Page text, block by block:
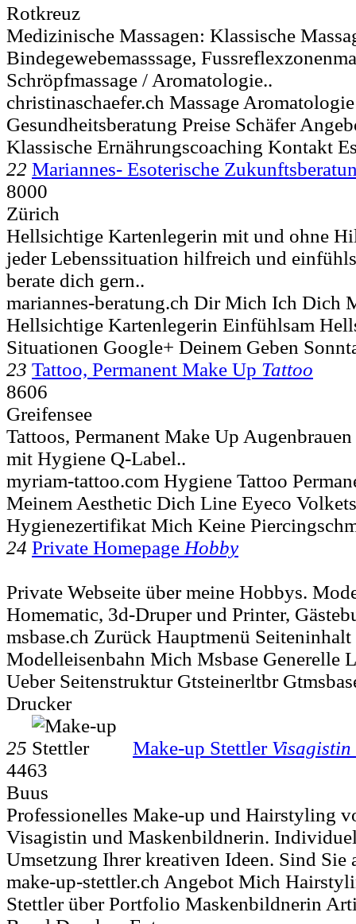
Rotkreuz
Medizinische Massagen: Klassische
Bindegewebemasssage,
Schröpfmassage / Aromatologie..
christinaschaefer.ch Massage
Gesundheitsberatung Preise Schäfer
Klassische Ernährungscoaching Kontakt
22 Mariannes- Esoterische
8000
Zürich
Hellsichtige Kartenlegerin mit und ohne
jeder Lebenssituation hilfreich und
berate dich gern..
mariannes-beratung.ch Dir Mich Ich Dich
Hellsichtige Kartenlegerin Einfühlsam
Situationen Google+ Deinem Geben
23 Tattoo, Permanent Make Up Tattoo
8606
Greifensee
Tattoos, Permanent Make Up
mit Hygiene Q-Label..
myriam-tattoo.com Hygiene Tattoo
Meinem Aesthetic Dich Line Eyeco
Hygienezertifikat Mich Keine
24 Private Homepage Hobby
Private Webseite über meine Hobbys.
Homematic, 3d-Druper und Printer,
msbase.ch Zurück Hauptmenü
Modelleisenbahn Mich Msbase Generelle
Ueber Seitenstruktur Gtsteinerltbr
Drucker
25 Make-up Stettler Visagistin
4463
Buus
Professionelles Make-up und Hairstyling
Visagistin und Maskenbildnerin.
Umsetzung Ihrer kreativen Ideen. Sind Sie
make-up-stettler.ch Angebot Mich
Stettler über Portfolio Maskenbildnerin